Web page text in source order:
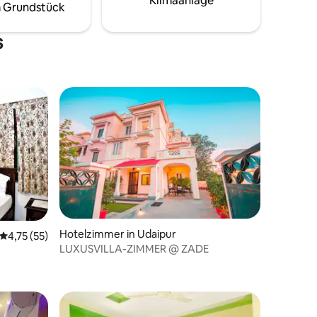
Stadt
Grundstück
Durchschnittliche Bewertung: 4,75 von 5, 55 Bewertungen
4,75 (55)
Hotelzimmer in Udaipur
LUXUSVILLA-ZIMMER @ ZADE